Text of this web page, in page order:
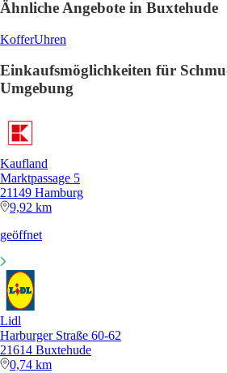
Ähnliche Angebote in Buxtehude
KofferUhren
Einkaufsmöglichkeiten für
Umgebung
Kaufland
Marktpassage 5
21149 Hamburg
9,92 km
geöffnet
Lidl
Harburger Straße 60-62
21614 Buxtehude
0,74 km